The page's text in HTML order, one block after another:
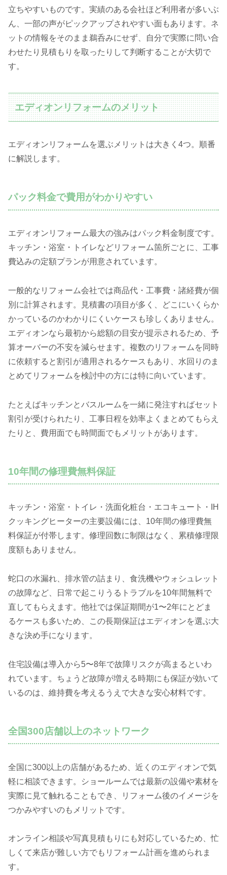
立ちやすいものです。実績のある会社ほど利用者が多いぶ
ん、一部の声がピックアップされやすい面もあります。ネ
ットの情報をそのまま鵜呑みにせず、自分で実際に問い合
わせたり見積もりを取ったりして判断することが大切で
す。
エディオンリフォームのメリット
エディオンリフォームを選ぶメリットは大きく4つ。順番
に解説します。
パック料金で費用がわかりやすい
エディオンリフォーム最大の強みはパック料金制度です。
キッチン・浴室・トイレなどリフォーム箇所ごとに、工事
費込みの定額プランが用意されています。
一般的なリフォーム会社では商品代・工事費・諸経費が個
別に計算されます。見積書の項目が多く、どこにいくらか
かっているのかわかりにくいケースも珍しくありません。
エディオンなら最初から総額の目安が提示されるため、予
算オーバーの不安を減らせます。複数のリフォームを同時
に依頼すると割引が適用されるケースもあり、水回りのま
とめてリフォームを検討中の方には特に向いています。
たとえばキッチンとバスルームを一緒に発注すればセット
割引が受けられたり、工事日程を効率よくまとめてもらえ
たりと、費用面でも時間面でもメリットがあります。
10年間の修理費無料保証
キッチン・浴室・トイレ・洗面化粧台・エコキュート・IH
クッキングヒーターの主要設備には、10年間の修理費無
料保証が付帯します。修理回数に制限はなく、累積修理限
度額もありません。
蛇口の水漏れ、排水管の詰まり、食洗機やウォシュレット
の故障など、日常で起こりうるトラブルを10年間無料で
直してもらえます。他社では保証期間が1〜2年にとどま
るケースも多いため、この長期保証はエディオンを選ぶ大
きな決め手になります。
住宅設備は導入から5〜8年で故障リスクが高まるといわ
れています。ちょうど故障が増える時期にも保証が効いて
いるのは、維持費を考えるうえで大きな安心材料です。
全国300店舗以上のネットワーク
全国に300以上の店舗があるため、近くのエディオンで気
軽に相談できます。ショールームでは最新の設備や素材を
実際に見て触れることもでき、リフォーム後のイメージを
つかみやすいのもメリットです。
オンライン相談や写真見積もりにも対応しているため、忙
しくて来店が難しい方でもリフォーム計画を進められま
す。